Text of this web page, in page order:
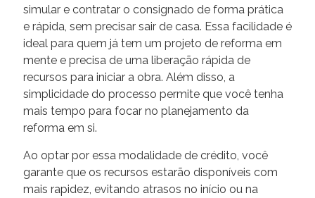
simular e contratar o consignado de forma prática
e rápida, sem precisar sair de casa. Essa facilidade é
ideal para quem já tem um projeto de reforma em
mente e precisa de uma liberação rápida de
recursos para iniciar a obra. Além disso, a
simplicidade do processo permite que você tenha
mais tempo para focar no planejamento da
reforma em si.
Ao optar por essa modalidade de crédito, você
garante que os recursos estarão disponíveis com
mais rapidez, evitando atrasos no início ou na